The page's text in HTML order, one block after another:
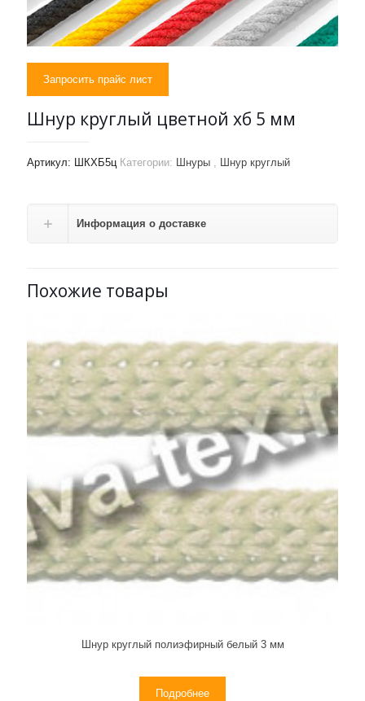
Запросить прайс лист
Шнур круглый цветной хб 5 мм
Артикул: ШКХБ5ц Категории: Шнуры , Шнур круглый
Информация о доставке
Похожие товары
Шнур круглый полиэфирный белый 3 мм
Подробнее